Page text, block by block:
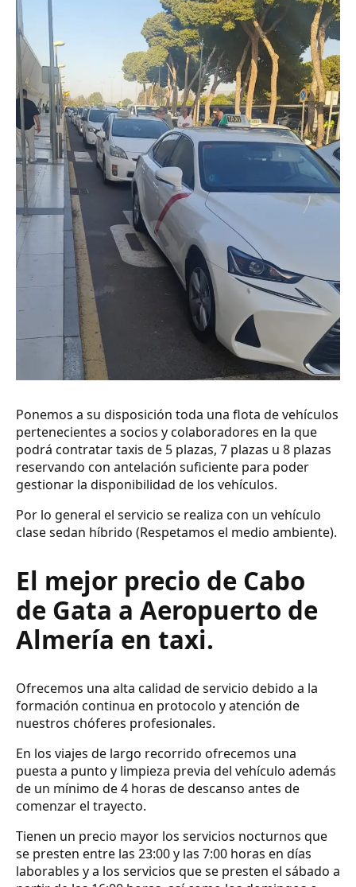
Ponemos a su disposición toda una flota de vehículos
pertenecientes a socios y colaboradores en la que
podrá contratar taxis de 5 plazas, 7 plazas u 8 plazas
reservando con antelación suficiente para poder
gestionar la disponibilidad de los vehículos.
Por lo general el servicio se realiza con un vehículo
clase sedan híbrido (Respetamos el medio ambiente).
El mejor precio de Cabo
de Gata a Aeropuerto de
Almería en taxi.
Ofrecemos una alta calidad de servicio debido a la
formación continua en protocolo y atención de
nuestros chóferes profesionales.
En los viajes de largo recorrido ofrecemos una
puesta a punto y limpieza previa del vehículo además
de un mínimo de 4 horas de descanso antes de
comenzar el trayecto.
Tienen un precio mayor los servicios nocturnos que
se presten entre las 23:00 y las 7:00 horas en días
laborables y a los servicios que se presten el sábado a